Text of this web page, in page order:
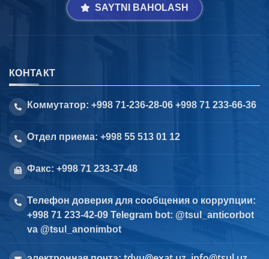
SAYTNI BAHOLASH
КОНТАКТ
Коммутатор: +998 71-236-28-06 +998 71 233-66-36
Отдел приема: +998 55 513 01 12
Факс: +998 71 233-37-48
Телефон доверия для сообщения о коррупции:
+998 71 233-42-09 Telegram bot: @tsul_anticorbot
va @tsul_anonimbot